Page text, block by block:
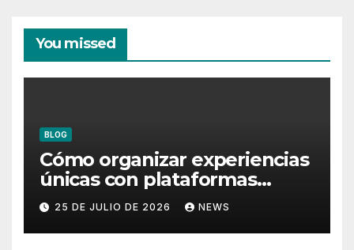
You missed
BLOG
Cómo organizar experiencias
únicas con plataformas
flotantes para eventos
25 DE JULIO DE 2026 NEWS